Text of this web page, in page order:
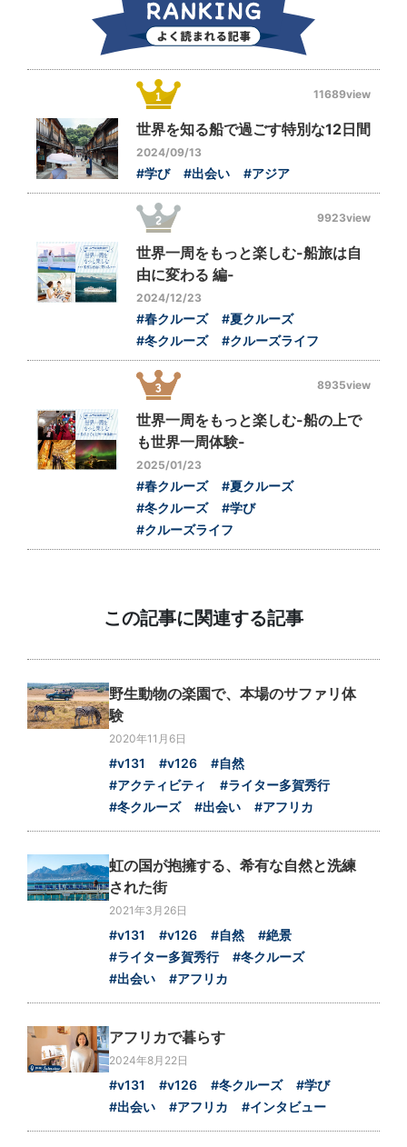
11689view
世界を知る船で過ごす特別な12日間
2024/09/13
#学び #出会い #アジア
9923view
世界一周をもっと楽しむ-船旅は自
由に変わる 編-
2024/12/23
#春クルーズ
#夏クルーズ
#冬クルーズ
#クルーズライフ
8935view
世界一周をもっと楽しむ-船の上で
も世界一周体験-
2025/01/23
#春クルーズ
#夏クルーズ
#冬クルーズ
#学び
#クルーズライフ
この記事に関連する記事
野生動物の楽園で、本場のサファリ体
験
2020年11月6日
#v131 #v126
#自然
#アクティビティ
#ライター多賀秀行
#冬クルーズ
#出会い #アフリカ
虹の国が抱擁する、希有な自然と洗練
された街
2021年3月26日
#v131 #v126 #自然
#絶景
#ライター多賀秀行
#冬クルーズ
#出会い
#アフリカ
アフリカで暮らす
2024年8月22日
#v131 #v126 #冬クルーズ
#学び
#出会い
#アフリカ #インタビュー